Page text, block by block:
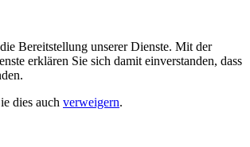
Bereit­stellung unserer Dienste. Mit der
erklären Sie sich damit einver­standen, dass
dies auch verweigern.